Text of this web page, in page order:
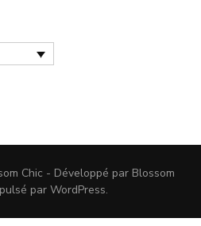
Chic - Développé par Blossom
par WordPress.